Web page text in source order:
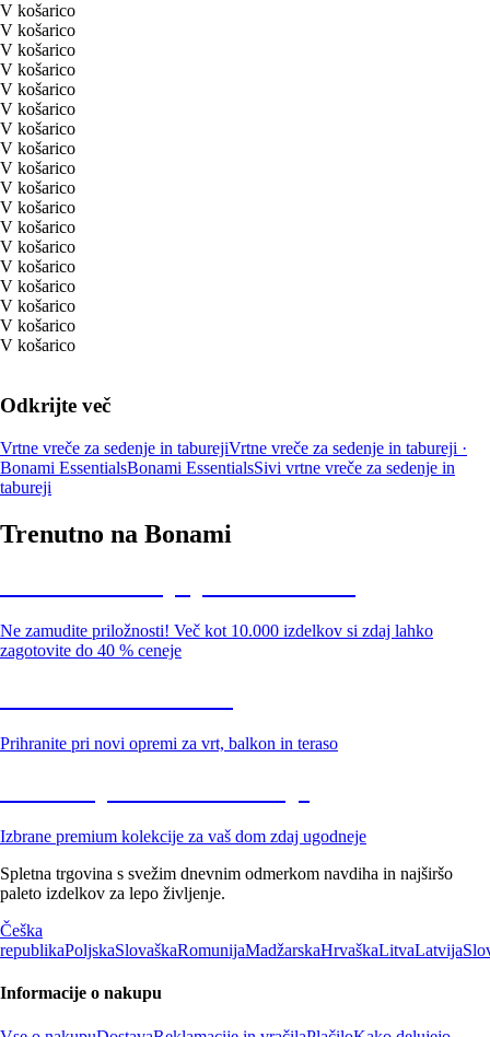
V košarico
V košarico
V košarico
V košarico
V košarico
V košarico
V košarico
V košarico
V košarico
V košarico
V košarico
V košarico
V košarico
V košarico
V košarico
V košarico
V košarico
V košarico
Odkrijte več
Vrtne vreče za sedenje in taburejiVrtne vreče za sedenje in tabureji ·
Bonami EssentialsBonami EssentialsSivi vrtne vreče za sedenje in
tabureji
Trenutno na Bonami
Ne zamudite priložnosti! Več kot 10.000 izdelkov si zdaj lahko
zagotovite do 40 % ceneje
Prihranite pri novi opremi za vrt, balkon in teraso
Izbrane premium kolekcije za vaš dom zdaj ugodneje
Spletna trgovina s svežim dnevnim odmerkom navdiha in najširšo
paleto izdelkov za lepo življenje.
Češka
republikaPoljskaSlovaškaRomunijaMadžarskaHrvaškaLitvaLatvija
Informacije o nakupu